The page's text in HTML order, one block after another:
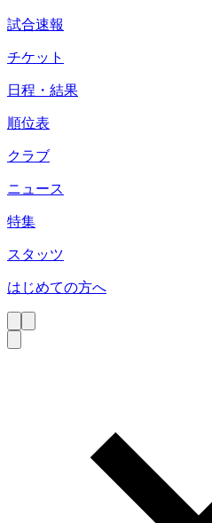
試合速報
チケット
日程・結果
順位表
クラブ
ニュース
特集
スタッツ
はじめての方へ